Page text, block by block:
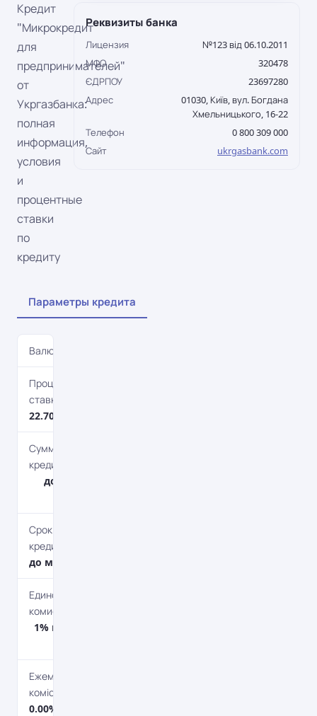
Кредит
"Микрокредит
для
предпринимателей"
от
Укргазбанка:
полная
информация,
условия
и
процентные
ставки
по
кредиту
Параметры кредита
Валюта
Процентная
ставка
22.70%
Сумма
кредита
до 500 000
Срок
кредитования
до мес.
Единоразовая
комиссия
1% мин. 250
Ежемесячная
комісія
0.00%
Реквизиты банка
Лицензия
№123 від 06.10.2011
МФО
320478
ЄДРПОУ
23697280
Адрес
01030, Київ, вул. Богдана
Хмельницького, 16-22
Телефон
0 800 309 000
Сайт
ukrgasbank.com